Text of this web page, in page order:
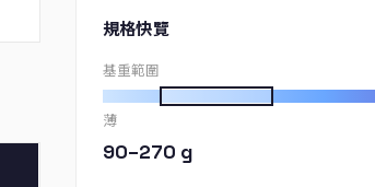
規格快覽
基重範圍
薄
90–270 g